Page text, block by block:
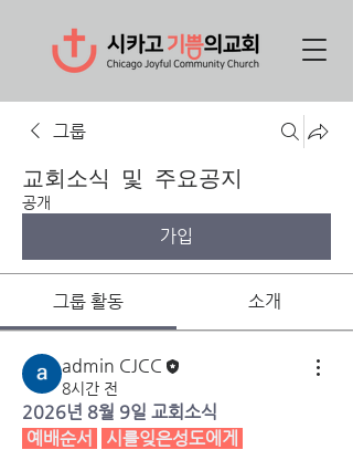
그룹
교회소식 및 주요공지
공개
가입
그룹 활동 소개
admin CJCC
8시간 전
2026년 8월 9일 교회소식
예배순서
시를잊은성도에게